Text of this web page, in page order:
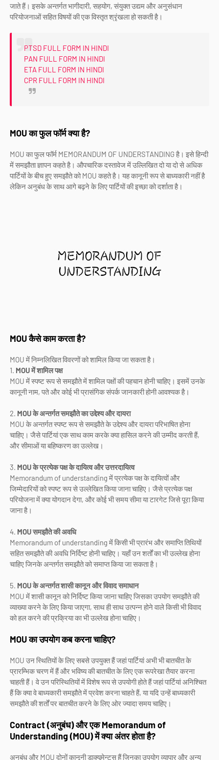
जाते हैं। इसके अन्तर्गत भागीदारी, सहयोग, संयुक्त उद्यम और अनुसंधान
परियोजनाओं सहित विषयों की एक विस्तृत श्रृंखला हो सकती है।
PTSD FULL FORM IN HINDI
PAN FULL FORM IN HINDI
ETA FULL FORM IN HINDI
CPR FULL FORM IN HINDI
MOU का फुल फॉर्म क्या है?
MOU का फुल फॉर्म MEMORANDUM OF UNDERSTANDING है। इसे हिन्दी
में समझौता ज्ञापन कहते है। औपचारिक दस्तावेज में उल्लिखित दो या दो से अधिक
पार्टियों के बीच हुए समझौते को MOU कहते है। यह कानूनी रूप से बाध्यकारी नहीं है
लेकिन अनुबंध के साथ आगे बढ़ने के लिए पार्टियों की इच्छा को दर्शाता है।
MOU कैसे काम करता है?
MOU में निम्नलिखित विवरणों को शामिल किया जा सकता है।
1. MOU में शामिल पक्ष
MOU में स्पष्ट रूप से समझौते में शामिल पक्षों की पहचान होनी चाहिए। इसमें उनके
कानूनी नाम, पते और कोई भी प्रासंगिक संपर्क जानकारी होनी आवश्यक है।
2. MOU के अन्तर्गत समझौते का उद्देश्य और दायरा
MOU के अन्तर्गत स्पष्ट रूप से समझौते के उद्देश्य और दायरा परिभाषित होना
चाहिए। जैसे पार्टियां एक साथ काम करके क्या हासिल करने की उम्मीद करती हैं,
और सीमाओं या बहिष्करण का उल्लेख।
3. MOU के प्रत्येक पक्ष के दायित्व और उत्तरदायित्व
Memorandum of understanding में प्रत्येक पक्ष के दायित्वों और
जिम्मेदारियों को स्पष्ट रूप से उल्लेखित किया जाना चाहिए। जैसे प्रत्येक पक्ष
परियोजना में क्या योगदान देगा, और कोई भी समय सीमा या टारगेट जिसे पूरा किया
जाना है।
4. MOU समझौते की अवधि
Memorandum of understanding में किसी भी प्रारंभ और समाप्ति तिथियों
सहित समझौते की अवधि निर्दिष्ट होनी चाहिए। यहाँ उन शर्तों का भी उल्लेख होना
चाहिए जिनके अन्तर्गत समझौते को समाप्त किया जा सकता है।
5. MOU के अन्तर्गत शासी कानून और विवाद समाधान
MOU में शासी कानून को निर्दिष्ट किया जाना चाहिए जिसका उपयोग समझौते की
व्याख्या करने के लिए किया जाएगा, साथ ही साथ उत्पन्न होने वाले किसी भी विवाद
को हल करने की प्रक्रिया का भी उल्लेख होना चाहिए।
MOU का उपयोग कब करना चाहिए?
MOU उन स्थितियों के लिए सबसे उपयुक्त हैं जहां पार्टियां अभी भी बातचीत के
प्रारम्भिक चरण में हैं और भविष्य की बातचीत के लिए एक रूपरेखा तैयार करना
चाहती हैं। वे उन परिस्थितियों में विशेष रूप से उपयोगी होते हैं जहां पार्टियां अनिश्चित
हैं कि क्या वे बाध्यकारी समझौते में प्रवेश करना चाहते हैं, या यदि उन्हें बाध्यकारी
समझौते की शर्तों पर बातचीत करने के लिए ओर ज्यादा समय चाहिए।
Contract (अनुबंध) और एक Memorandum of
Understanding (MOU) में क्या अंतर होता है?
अनुबंध और MOU दोनों कानूनी डाक्यूमेन्ट्स हैं जिनका उपयोग व्यापार और अन्य